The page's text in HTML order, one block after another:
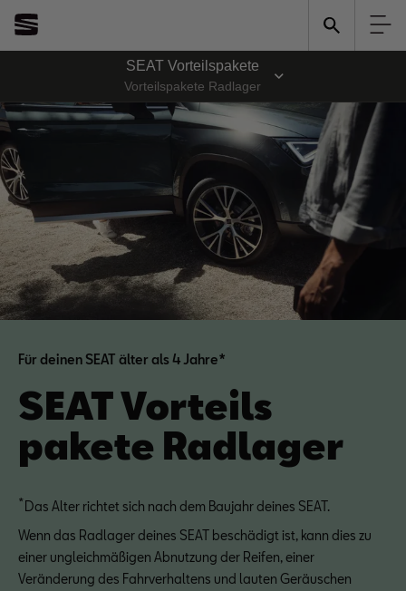
SEAT Vorteilspakete
Vorteilspakete Radlager
Für deinen SEAT älter als 4 Jahre*
SEAT Vorteils
pakete Radlager
* Das Alter richtet sich nach dem Baujahr deines SEAT.
Wenn das Radlager deines SEAT beschädigt ist, kann dies zu
einer ungleichmäßigen Abnutzung der Reifen, einer
Veränderung des Fahrverhaltens und lauten Geräuschen